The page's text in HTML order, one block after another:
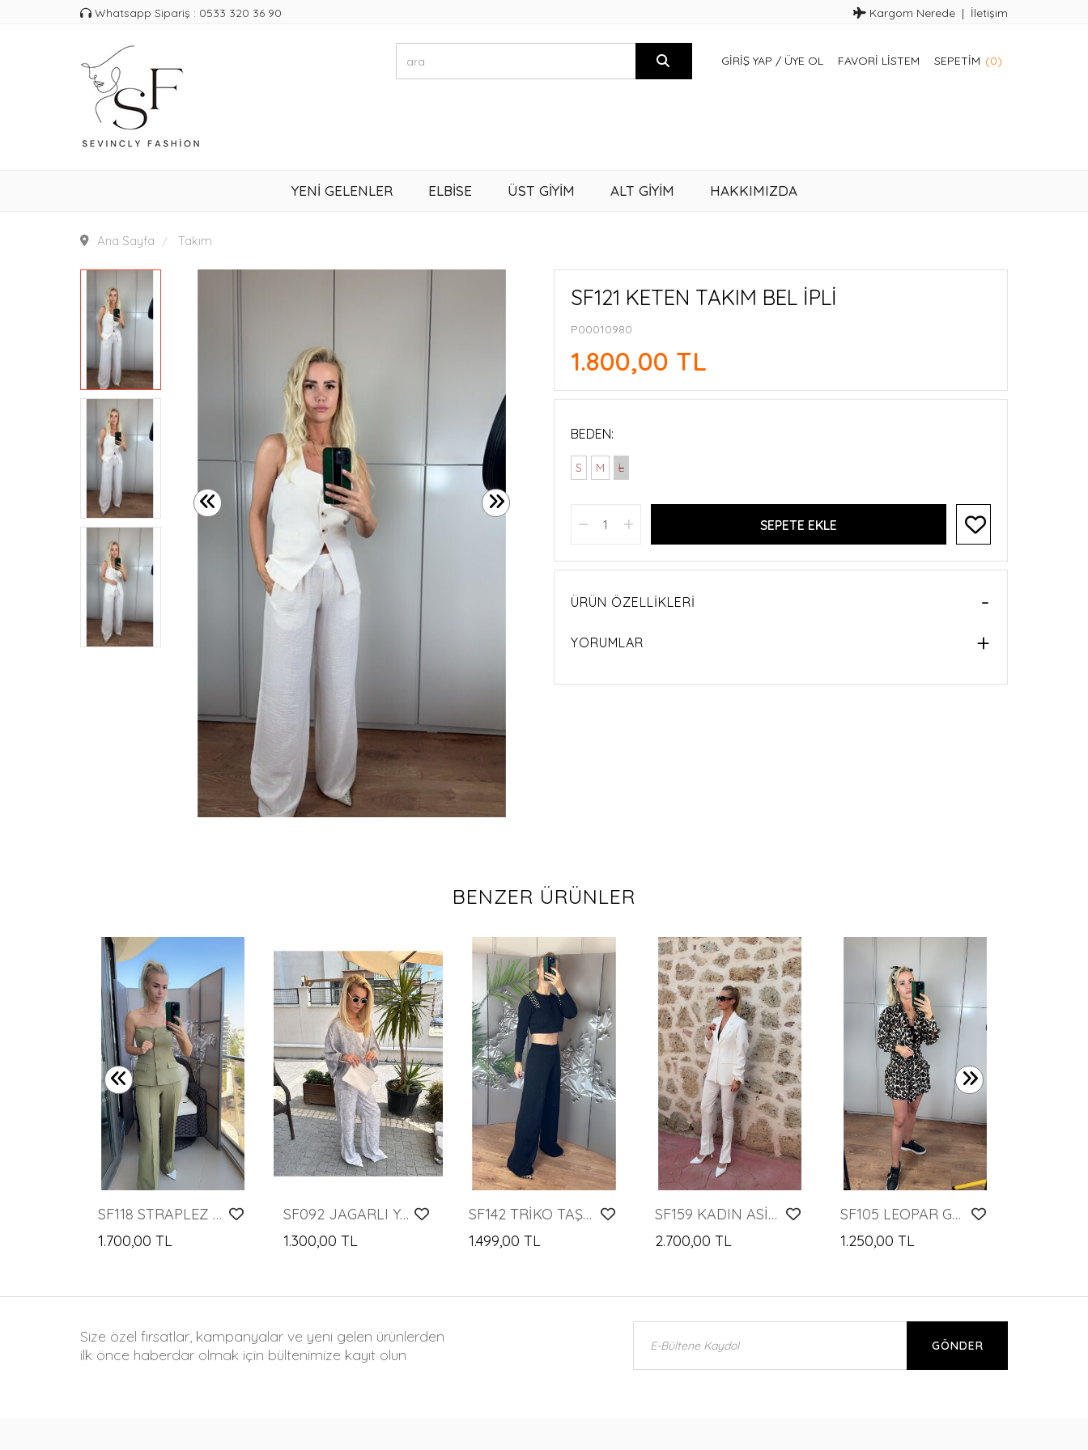
Whatsapp Sipariş : 0533 320 36 90 Kargom Nerede İletişim
GIRIŞ YAP / ÜYE OL FAVORI LISTEM SEPETIM (0)
YENİ GELENLER ELBİSE ÜST GİYİM ALT GİYİM HAKKIMIZDA
Ana Sayfa Takım
SF121 KETEN TAKIM BEL İPLİ
P00010980
1.800,00 TL
BEDEN:
S M L
SEPETE EKLE
ÜRÜN ÖZELLIKLERI
YORUMLAR
BENZER ÜRÜNLER
SF118 STRAPLEZ TAKIM
1.700,00 TL
SF092 JAGARLI YAKASIZ CEKET PANTOLON TAKIM
1.300,00 TL
SF142 TRİKO TAŞLI TAKIM
1.499,00 TL
SF159 KADIN ASİL TAKIM
2.700,00 TL
SF105 LEOPAR GÖMLEK TAKIM
1.250,00 TL
Size özel fırsatlar, kampanyalar ve yeni gelen ürünlerden
ilk önce haberdar olmak için bültenimize kayıt olun
GÖNDER